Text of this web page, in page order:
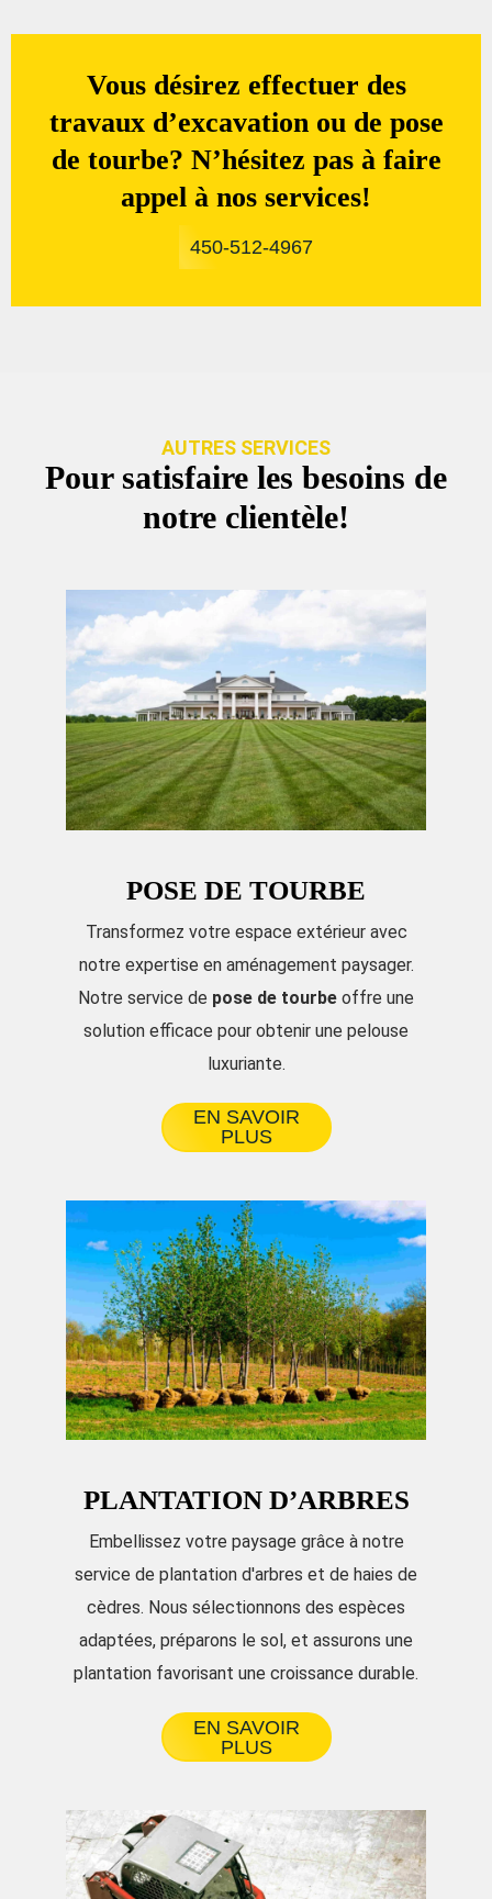
Vous désirez effectuer des
travaux d’excavation ou de pose
de tourbe? N’hésitez pas à faire
appel à nos services!
450-512-4967
AUTRES SERVICES
Pour satisfaire les besoins de
notre clientèle!
POSE DE TOURBE
Transformez votre espace extérieur avec
notre expertise en aménagement paysager.
Notre service de pose de tourbe offre une
solution efficace pour obtenir une pelouse
luxuriante.
EN SAVOIR
PLUS
PLANTATION D’ARBRES
Embellissez votre paysage grâce à notre
service de plantation d'arbres et de haies de
cèdres. Nous sélectionnons des espèces
adaptées, préparons le sol, et assurons une
plantation favorisant une croissance durable.
EN SAVOIR
PLUS